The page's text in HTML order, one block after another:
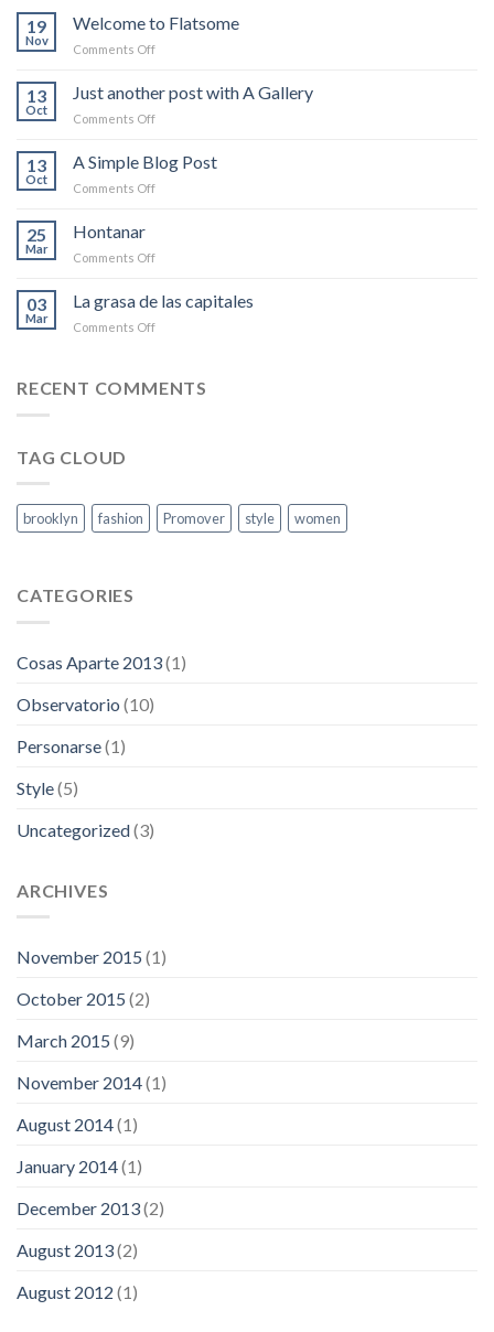
19
Nov
Welcome to Flatsome
Comments Offon
Flatsome
13
Oct
Just another post with A Gallery
Comments Offon
another
post
13
Oct
A Simple Blog Post
Comments Offon
25
Mar
Hontanar
Comments Offon
03
Mar
La grasa de las capitales
Comments Offon
de
RECENT COMMENTS
TAG CLOUD
brooklyn fashion Promover style women
CATEGORIES
Cosas Aparte 2013(1)
Observatorio (10)
Personarse(1)
Style(5)
Uncategorized(3)
ARCHIVES
November 2015 (1)
October 2015 (2)
March 2015 (9)
November 2014(1)
August 2014(1)
January 2014(1)
December 2013(2)
August 2013(2)
August 2012 (1)